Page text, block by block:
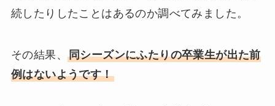
続したりしたことはあるのか調べてみました。
その結果、 同シーズンにふたりの卒業生が出た前
例はないようです！